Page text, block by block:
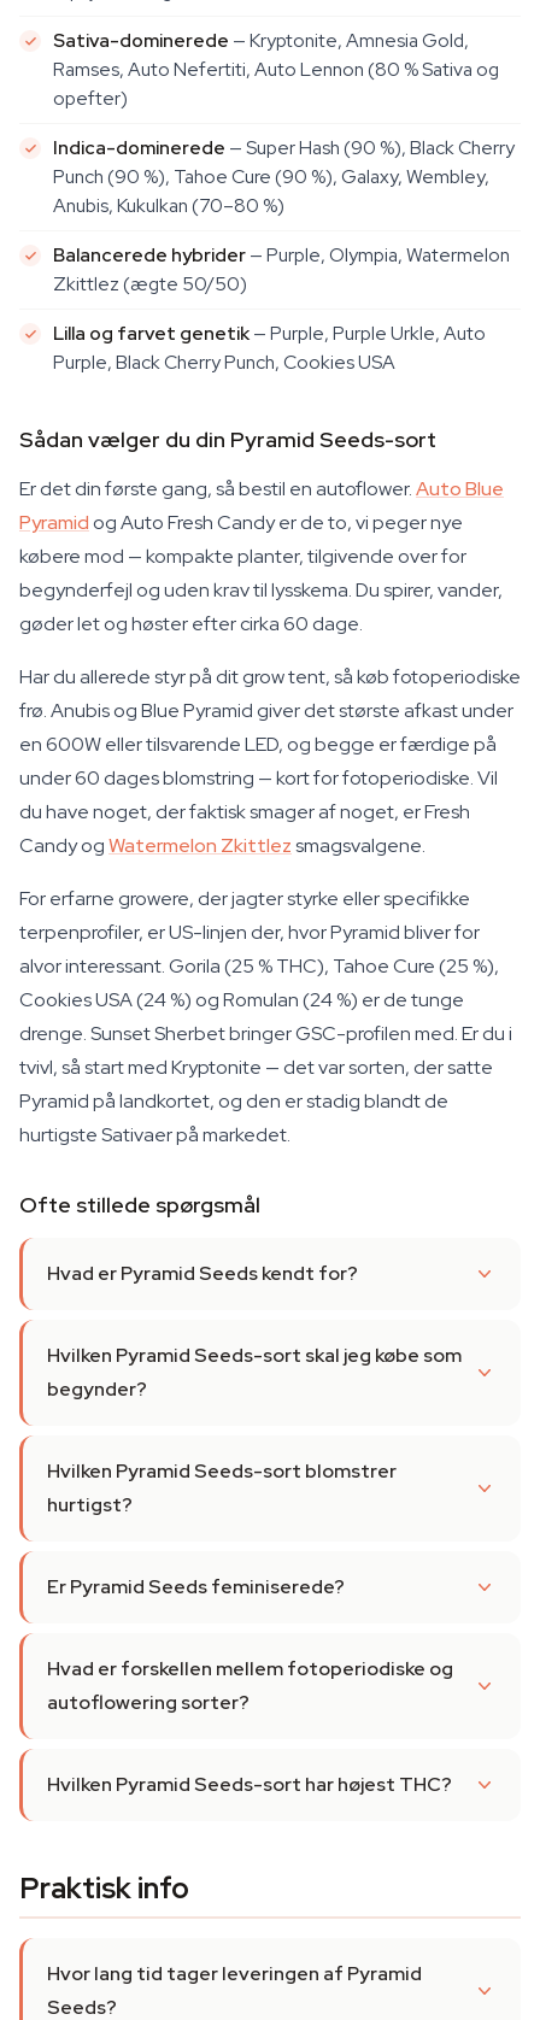
Sativa-dominerede — Kryptonite, Amnesia Gold,
Ramses, Auto Nefertiti, Auto Lennon (80 % Sativa og
opefter)
Indica-dominerede — Super Hash (90 %), Black Cherry
Punch (90 %), Tahoe Cure (90 %), Galaxy, Wembley,
Anubis, Kukulkan (70–80 %)
Balancerede hybrider— Purple, Olympia, Watermelon
Zkittlez (ægte 50/50)
Lilla og farvet genetik— Purple, Purple Urkle, Auto
Purple, Black Cherry Punch, Cookies USA
Sådan vælger du din Pyramid Seeds-sort
Er det din første gang, så bestil en autoflower.Auto Blue
Pyramid og Auto Fresh Candy er de to, vi peger nye
købere mod — kompakte planter, tilgivende over for
begynderfejl og uden krav til lysskema. Du spirer, vander,
gøder let og høster efter cirka 60 dage.
Har du allerede styr på dit grow tent, så køb fotoperiodiske
frø. Anubis og Blue Pyramid giver det største afkast under
en 600W eller tilsvarende LED, og begge er færdige på
under 60 dages blomstring — kort for fotoperiodiske. Vil
du have noget, der faktisk smager af noget, er Fresh
Candy ogWatermelon Zkittlezsmagsvalgene.
For erfarne growere, der jagter styrke eller specifikke
terpenprofiler, er US-linjen der, hvor Pyramid bliver for
alvor interessant. Gorila (25 % THC), Tahoe Cure (25 %),
Cookies USA (24 %) og Romulan (24 %) er de tunge
drenge. Sunset Sherbet bringer GSC-profilen med. Er du i
tvivl, så start med Kryptonite — det var sorten, der satte
Pyramid på landkortet, og den er stadig blandt de
hurtigste Sativaer på markedet.
Ofte stillede spørgsmål
Hvad er Pyramid Seeds kendt for?
Hvilken Pyramid Seeds-sort skal jeg købe som
begynder?
Hvilken Pyramid Seeds-sort blomstrer
hurtigst?
Er Pyramid Seeds feminiserede?
Hvad er forskellen mellem fotoperiodiske og
autoflowering sorter?
Hvilken Pyramid Seeds-sort har højest THC?
Praktisk info
Hvor lang tid tager leveringen af Pyramid
Seeds?